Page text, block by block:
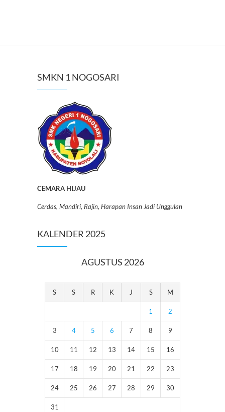
SMKN 1 NOGOSARI
CEMARA HIJAU
Cerdas, Mandiri, Rajin, Harapan Insan Jadi Unggulan
KALENDER 2025
AGUSTUS 2026
S S R K J S M
1 2
3 4 5 6 7 8 9
10 11 12 13 14 15 16
17 18 19 20 21 22 23
24 25 26 27 28 29 30
31